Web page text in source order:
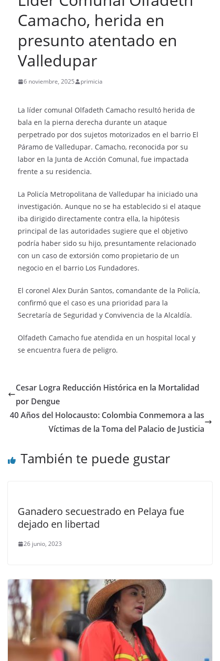
Camacho, herida en
presunto atentado en
Valledupar
6 noviembre, 2025 primicia
La líder comunal Olfadeth Camacho resultó herida de
bala en la pierna derecha durante un ataque
perpetrado por dos sujetos motorizados en el barrio El
Páramo de Valledupar. Camacho, reconocida por su
labor en la Junta de Acción Comunal, fue impactada
frente a su residencia.
La Policía Metropolitana de Valledupar ha iniciado una
investigación. Aunque no se ha establecido si el ataque
iba dirigido directamente contra ella, la hipótesis
principal de las autoridades sugiere que el objetivo
podría haber sido su hijo, presuntamente relacionado
con un caso de extorsión como propietario de un
negocio en el barrio Los Fundadores.
El coronel Alex Durán Santos, comandante de la Policía,
confirmó que el caso es una prioridad para la
Secretaría de Seguridad y Convivencia de la Alcaldía.
Olfadeth Camacho fue atendida en un hospital local y
se encuentra fuera de peligro.
Cesar Logra Reducción Histórica en la Mortalidad
por Dengue
40 Años del Holocausto: Colombia Conmemora a las
Víctimas de la Toma del Palacio de Justicia
También te puede gustar
Ganadero secuestrado en Pelaya fue
dejado en libertad
26 junio, 2023